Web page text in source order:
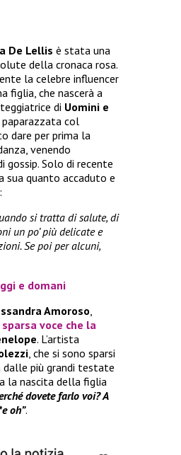
De Lellis è stata una
della cronaca rosa.
la celebre influencer
figlia, che nascerà a
di Uomini e
col
dare per prima la
venendo
gossip. Solo di recente
sua quanto accaduto e
si tratta di salute, di
un po’ più delicate e
Se poi per alcuni,
e domani
Amoroso,
sparsa voce che la
. L’artista
, che si sono sparsi
più grandi testate
la nascita della figlia
dovete farlo voi? A
oh”.